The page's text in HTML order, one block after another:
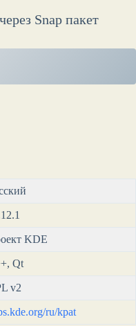
Snap пакет
KDE
Qt
v2
ru/kpat